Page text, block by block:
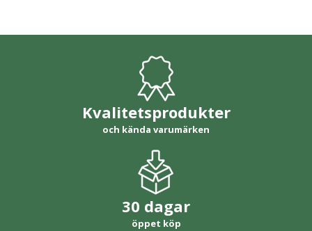
Kvalitetsprodukter
och kända varumärken
30 dagar
öppet köp